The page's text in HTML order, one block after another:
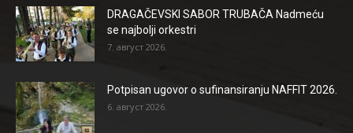
DRAGAČEVSKI SABOR TRUBAČA Nadmeću
se najbolji orkestri
7. август 2026.
Potpisan ugovor o sufinansiranju NAFFIT 2026.
6. август 2026.